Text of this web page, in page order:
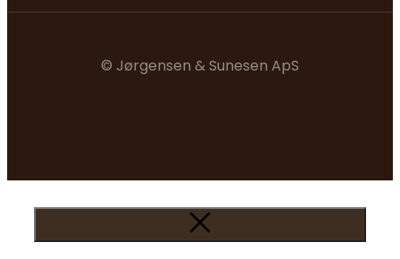
© Jørgensen & Sunesen ApS